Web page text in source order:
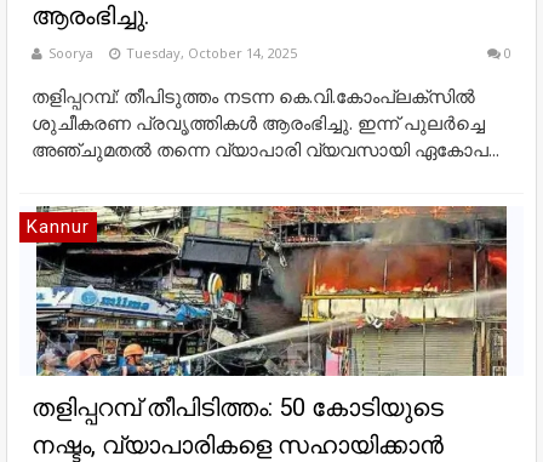
ആരംഭിച്ചു.
Soorya Tuesday, October 14, 2025 0
തളിപ്പറമ്പ്: തീപിടുത്തം നടന്ന കെ.വി.കോംപ്ലക്‌സില്‍
ശുചീകരണ പ്രവൃത്തികള്‍ ആരംഭിച്ചു. ഇന്ന് പുലര്‍ച്ചെ
അഞ്ചുമതല്‍ തന്നെ വ്യാപാരി വ്യവസായി ഏകോപ...
Kannur
തളിപ്പറമ്പ് തീപിടിത്തം: 50 കോടിയുടെ
നഷ്ടം, വ്യാപാരികളെ സഹായിക്കാന്‍